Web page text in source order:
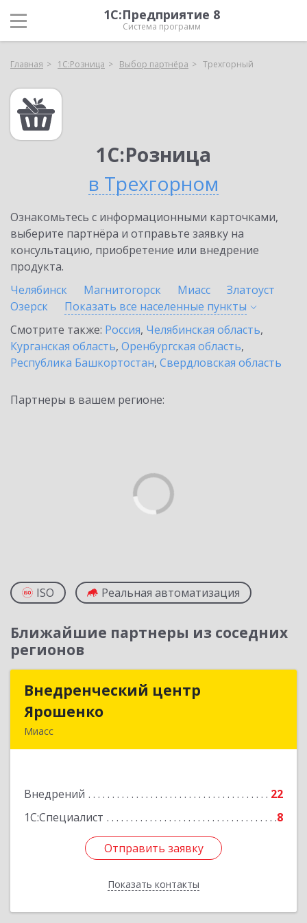
1С:Предприятие 8
Система программ
Главная 1С:Розница Выбор партнёра Трехгорный
1С:Розница
в Трехгорном
Ознакомьтесь с информационными карточками,
выберите партнёра и отправьте заявку на
консультацию, приобретение или внедрение
продукта.
Челябинск
Магнитогорск Миасс
Златоуст
Озерск
Показать все населенные пункты
Смотрите также: Россия, Челябинская область,
Курганская область, Оренбургская область,
Республика Башкортостан, Свердловская область
Партнеры в вашем регионе:
ISO Реальная автоматизация
Ближайшие партнеры из соседних
регионов
Внедренческий центр
Ярошенко
Миасс
Внедрений
22
1С:Специалист
8
Отправить заявку
Показать контакты
Внедренческий центр
Подробнее
Отправить заявку
Назад